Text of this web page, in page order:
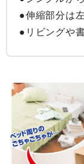
●伸縮部分は
●リビングや